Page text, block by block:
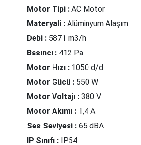
Motor Tipi : AC Motor
Materyali : Alüminyum Alaşım
Debi : 5871 m3/h
Basıncı : 412 Pa
Motor Hızı : 1050 d/d
Motor Gücü : 550 W
Motor Voltajı : 380 V
Motor Akımı : 1,4 A
Ses Seviyesi : 65 dBA
IP Sınıfı : IP54